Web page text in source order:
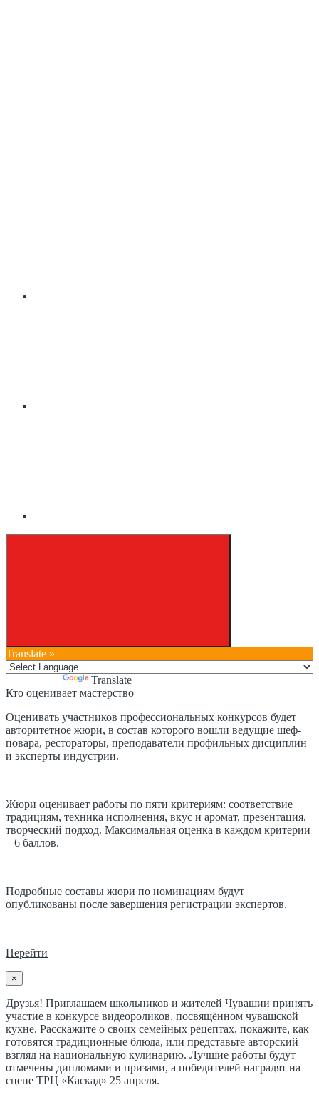
Translate »
Translate
Кто оценивает мастерство
Оценивать участников профессиональных конкурсов будет
авторитетное жюри, в состав которого вошли ведущие шеф-
повара, рестораторы, преподаватели профильных дисциплин
и эксперты индустрии.
Жюри оценивает работы по пяти критериям: соответствие
традициям, техника исполнения, вкус и аромат, презентация,
творческий подход. Максимальная оценка в каждом критерии
– 6 баллов.
Подробные составы жюри по номинациям будут
опубликованы после завершения регистрации экспертов.
Перейти
×
Друзья! Приглашаем школьников и жителей Чувашии принять
участие в конкурсе видеороликов, посвящённом чувашской
кухне. Расскажите о своих семейных рецептах, покажите, как
готовятся традиционные блюда, или представьте авторский
взгляд на национальную кулинарию. Лучшие работы будут
отмечены дипломами и призами, а победителей наградят на
сцене ТРЦ «Каскад» 25 апреля.